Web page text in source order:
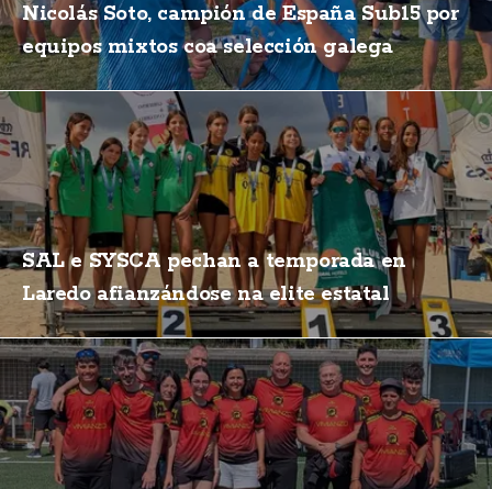
Nicolás Soto, campión de España Sub15 por
equipos mixtos coa selección galega
SAL e SYSCA pechan a temporada en
Laredo afianzándose na elite estatal